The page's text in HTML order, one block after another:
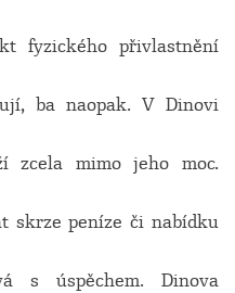
fyzického přivlastnění
ba naopak. V Dinovi
zcela mimo jeho moc.
skrze peníze či nabídku
s úspěchem. Dinova